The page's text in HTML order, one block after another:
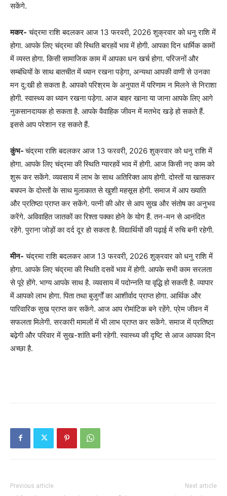
सकेंगे.
मकर- चंद्रमा राशि बदलकर आज 13 फरवरी, 2026 शुक्रवार को धनु राशि में
होगा. आपके लिए चंद्रमा की स्थिति बारहवें भाव में होगी. आपका दिन धार्मिक कामों
में व्यस्त होगा. किसी सामाजिक काम में आपका धन खर्च होगा. परिजनों और
सम्बंधियों के साथ बातचीत में ध्यान रखना पड़ेगा, अन्यथा आपकी वाणी से उनका
मन दु:खी हो सकता है. आपको परिश्रम के अनुपात में परिणाम न मिलने से निराशा
होगी. स्वास्थ्य का ध्यान रखना पड़ेगा. आज बाहर खाना या जाना आपके लिए आगे
नुकसानदायक हो सकता है. आपके वैवाहिक जीवन में मतभेद खड़े हो सकते हैं.
इससे आप परेशान रह सकते हैं.
कुंभ-चंद्रमा राशि बदलकर आज 13 फरवरी, 2026 शुक्रवार को धनु राशि में
होगा. आपके लिए चंद्रमा की स्थिति ग्यारहवें भाव में होगी. आज किसी नए काम को
शुरू कर सकेंगे. व्यवसाय में लाभ के साथ अतिरिक्त आय होगी. दोस्तों या खासकर
बचपन के दोस्तों के साथ मुलाकात से खुशी महसूस होगी. समाज में आप ख्याति
और प्रतिष्ठा प्राप्त कर सकेंगे. पत्नी की ओर से आप सुख और संतोष का अनुभव
करेंगे. अविवाहित जातकों का रिश्ता पक्का होने के योग हैं. तन-मन से आनंदित
रहेंगे. पुराना जोड़ों का दर्द दूर हो सकता है. विद्यार्थियों की पढ़ाई में रुचि बनी रहेगी.
मीन- चंद्रमा राशि बदलकर आज 13 फरवरी, 2026 शुक्रवार को धनु राशि में
होगा. आपके लिए चंद्रमा की स्थिति दसवें भाव में होगी. आपके सभी काम सरलता
से पूरे होंगे. भाग्य आपके साथ है. व्यवसाय में पदोन्नति या वृद्धि हो सकती है. व्यापार
में आपको लाभ होगा. पिता तथा बुजुर्गों का आशीर्वाद प्राप्त होगा. आर्थिक और
पारिवारिक सुख प्राप्त कर सकेंगे. आज आप रोमांटिक बने रहेंगे. प्रेम जीवन में
सफलता मिलेगी. सरकारी मामलों में भी लाभ प्राप्त कर सकेंगे. समाज में प्रतिष्ठा
बढ़ेगी और परिवार में सुख-शांति बनी रहेगी. स्वास्थ्य की दृष्टि से आज आपका दिन
अच्छा है.
Previous article Next article